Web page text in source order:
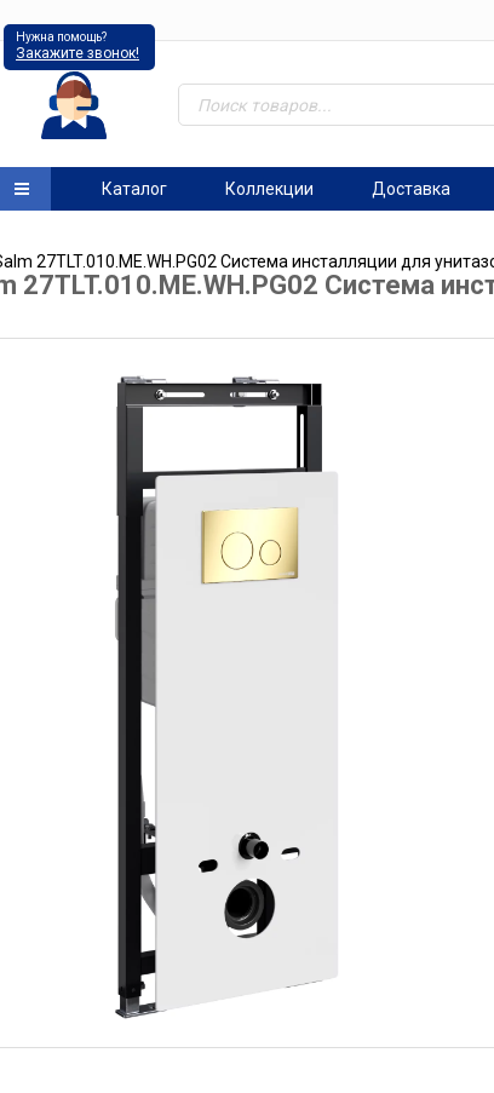
Нужна помощь?
Закажите звонок!
Каталог Коллекции Доставка
27TLT.010.ME.WH.PG02 Система инсталляции для
27TLT.010.ME.WH.PG02 Система